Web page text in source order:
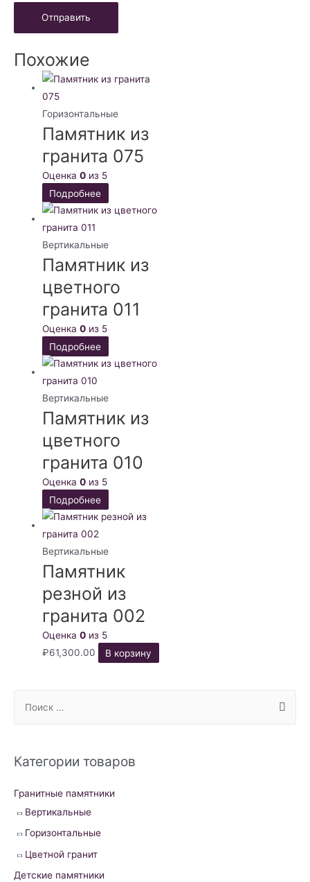
Похожие
Горизонтальные
Памятник из
гранита 075
Оценка0 из 5
Подробнее
Вертикальные
Памятник из
цветного
гранита 011
Оценка0 из 5
Подробнее
Вертикальные
Памятник из
цветного
гранита 010
Оценка0 из 5
Подробнее
Вертикальные
Памятник
резной из
гранита 002
Оценка0 из 5
₽61,300.00 В корзину
r
h
Категории товаров
Гранитные памятники
Вертикальные
Горизонтальные
Цветной гранит
Детские памятники